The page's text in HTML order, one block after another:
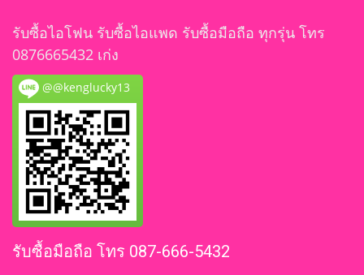
รับซื้อไอโฟน รับซื้อไอแพด รับซื้อมือถือ ทุกรุ่น โทร
0876665432 เก่ง
@@kenglucky13
รับซื้อมือถือ โทร 087-666-5432